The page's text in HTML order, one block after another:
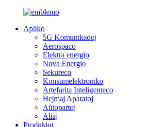
Apliko
5G Komunikadoj
Aerospaco
Elektra energio
Nova Energio
Sekureco
Konsumelektroniko
Artefarita Inteligenteco
Hejmaj Aparatoj
Aŭtopartoj
Aliaj
Produktoj